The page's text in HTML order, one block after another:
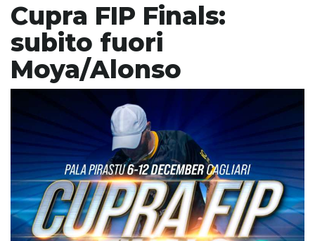
Cupra FIP Finals:
subito fuori
Moya/Alonso